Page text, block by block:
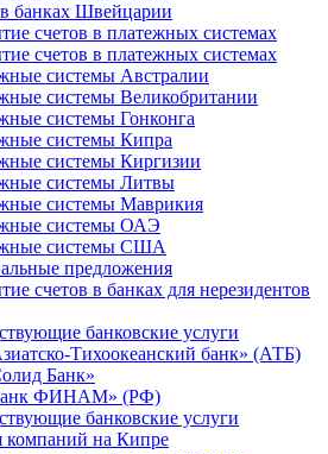
банках Швейцарии
счетов в платежных системах
счетов в платежных системах
системы Австралии
системы Великобритании
системы Гонконга
системы Кипра
системы Киргизии
системы Литвы
системы Маврикия
системы ОАЭ
системы США
предложения
счетов в банках для нерезидентов
банковские услуги
Тихоокеанский банк» (АТБ)
Банк»
ФИНАМ» (РФ)
банковские услуги
компаний на Кипре